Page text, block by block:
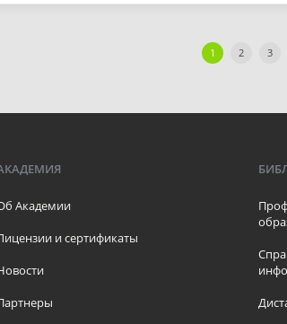
1 2 3
Академии
и сертификаты